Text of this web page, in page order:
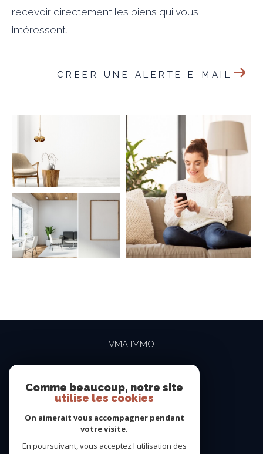
recevoir directement les biens qui vous
intéressent.
CREER UNE ALERTE E-MAIL
VMA IMMO
contact@vma-immo.com
19 rue des Rosiéristes
NOUS SUIVRE SUR
Comme beaucoup, notre site
utilise les cookies
On aimerait vous accompagner pendant
votre visite.
En poursuivant, vous acceptez l'utilisation des